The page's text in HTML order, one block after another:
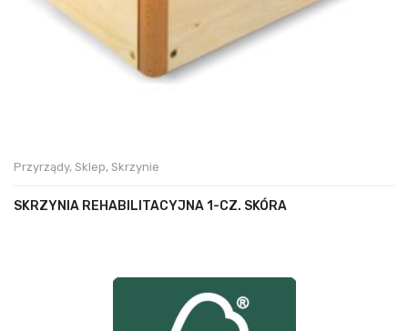
Przyrządy, Sklep, Skrzynie
SKRZYNIA REHABILITACYJNA 1-CZ. SKÓRA